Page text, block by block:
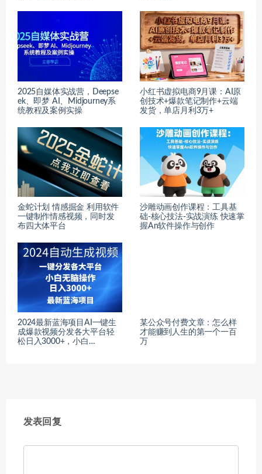
2025自媒体实战营，Deepse
ek、即梦 AI、Midjourney系
统教程及案例实操
小红书虚拟电商9月课：AI原
创技术+爆款笔记制作+云端
发货，单店月利3万+
金蛇计划 情感掘金 利用软件
一键制作情感视频，同时发
布四大体平台
沙雕动画创作课程：工具基
础-核心技法-实战演练 快速掌
握An软件操作与创作
2024最新蓝海项目AI一键生
成爆款视频分发各大平台轻
松日入3000+，小白…
某公众号付费文章：怎么样
才能赚到人生的第一个一百
万
发表回复